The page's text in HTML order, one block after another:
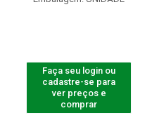
Faça seu login ou
cadastre-se para
ver preços e
comprar